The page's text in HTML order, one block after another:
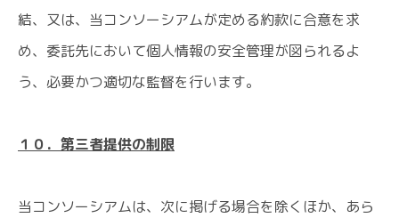
結、又は、当コンソーシアムが定める約款に合意を求
め、委託先において個人情報の安全管理が図られるよ
う、必要かつ適切な監督を行います。
１０．第三者提供の制限
当コンソーシアムは、次に掲げる場合を除くほか、あら